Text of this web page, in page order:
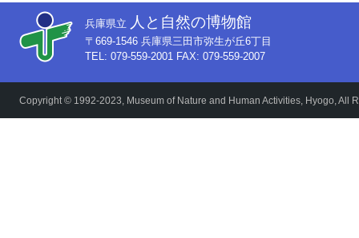
兵庫県立 人と自然の博物館
〒669-1546 兵庫県三田市弥生が丘6丁目
TEL: 079-559-2001 FAX: 079-559-2007
Copyright © 1992-2023, Museum of Nature and Human Activities, Hyogo, All